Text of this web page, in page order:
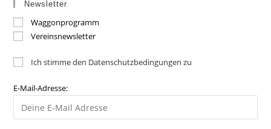
Newsletter
Waggonprogramm
Vereinsnewsletter
Ich stimme den Datenschutzbedingungen zu
E-Mail-Adresse: